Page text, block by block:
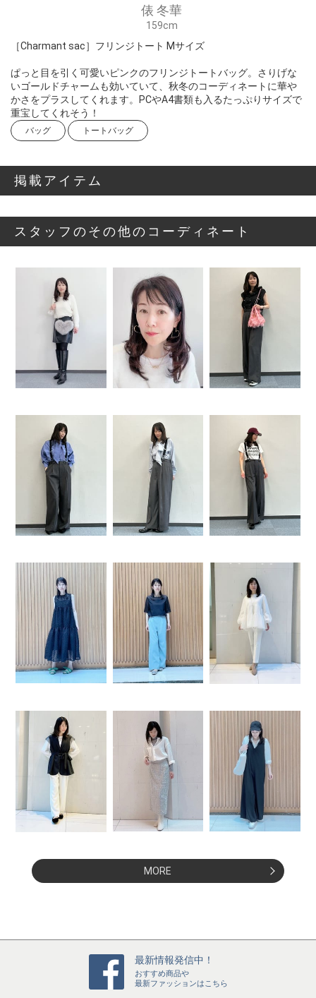
俵 冬華
159cm
［Charmant sac］フリンジトート Mサイズ
ぱっと目を引く可愛いピンクのフリンジトートバッグ。さりげな
いゴールドチャームも効いていて、秋冬のコーディネートに華や
かさをプラスしてくれます。PCやA4書類も入るたっぷりサイズで
重宝してくれそう！
バッグ トートバッグ
掲載アイテム
スタッフのその他のコーディネート
MORE
最新情報発信中！
おすすめ商品や
最新ファッションはこちら